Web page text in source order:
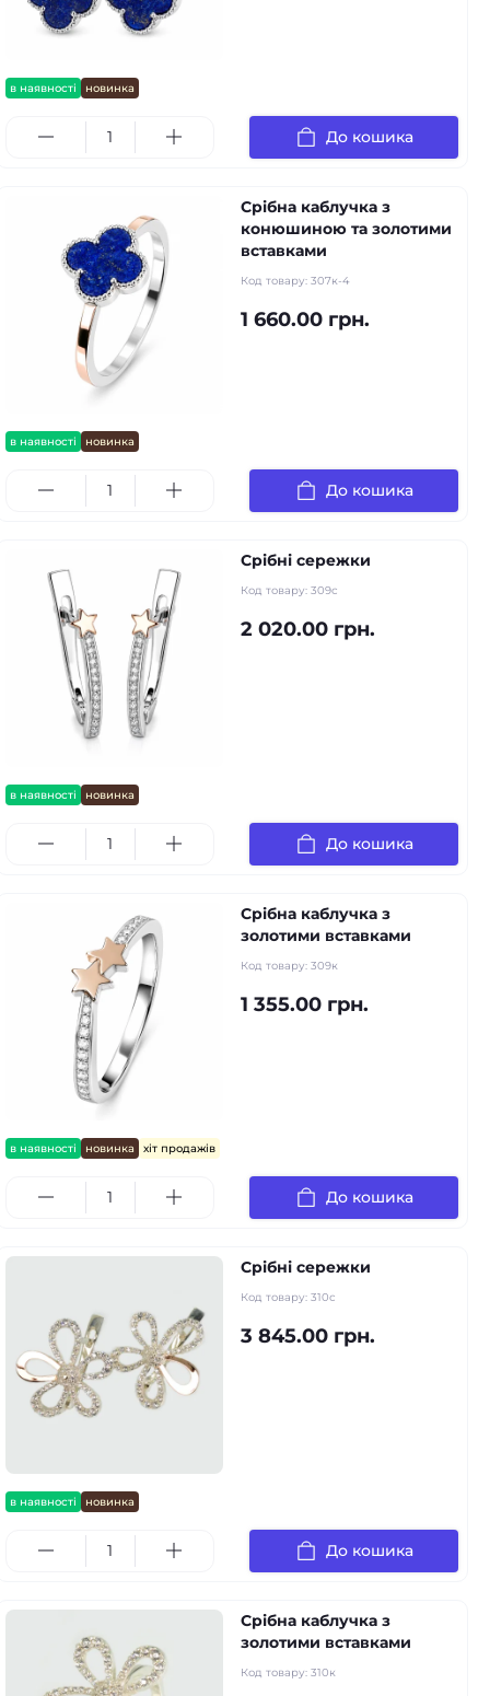
в наявності новинка
До кошика
в наявності новинка
Срібна каблучка з
конюшиною та золотими
вставками
Код товару: 307к-4
1 660.00 грн.
До кошика
в наявності новинка
Срібні сережки
Код товару: 309с
2 020.00 грн.
До кошика
в наявності новинка хіт продажів
Срібна каблучка з
золотими вставками
Код товару: 309к
1 355.00 грн.
До кошика
в наявності новинка
Срібні сережки
Код товару: 310с
3 845.00 грн.
До кошика
Срібна каблучка з
золотими вставками
Код товару: 310к